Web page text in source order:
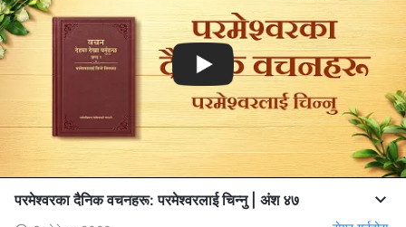
परमेश्‍वरका दैनिक वचनहरू: परमेश्‍वरलाई चिन्‍नु | अंश ४७